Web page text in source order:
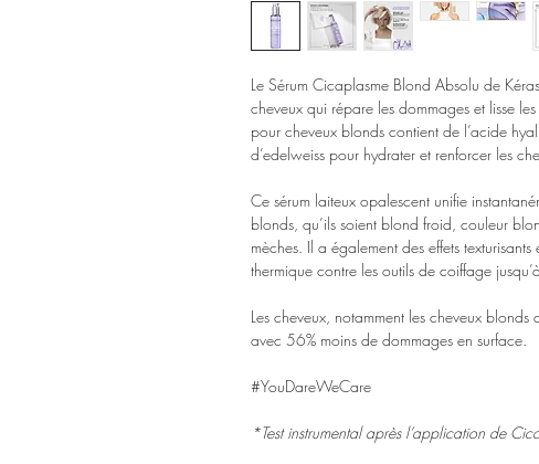
Le Sérum Cicaplasme Blond Absolu de
cheveux qui répare les dommages et lisse
pour cheveux blonds contient de l’acide
d’edelweiss pour hydrater et renforcer les
Ce sérum laiteux opalescent unifie
blonds, qu’ils soient blond froid, couleur
mèches. Il a également des effets
thermique contre les outils de coiffage
Les cheveux, notamment les cheveux
avec 56% moins de dommages en surface.
#YouDareWeCare
*Test instrumental après l’application de